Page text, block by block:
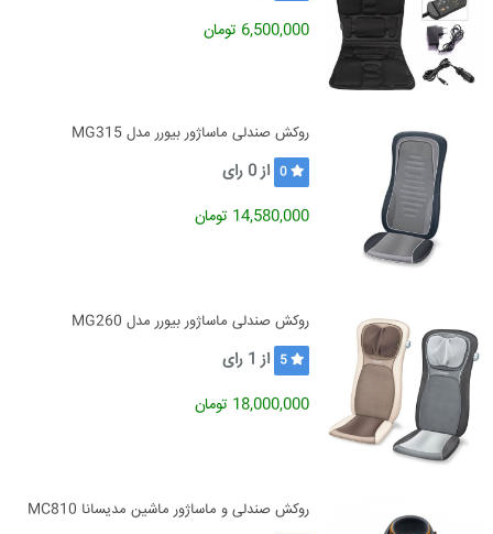
6,500,000 تومان
روکش صندلی ماساژور بیورر مدل MG315
0 از0 رای
14,580,000 تومان
روکش صندلی ماساژور بیورر مدل MG260
5 از 1 رای
18,000,000 تومان
روکش صندلی و ماساژور ماشین مدیسانا MC810